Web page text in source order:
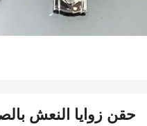
حقن زوايا النعش